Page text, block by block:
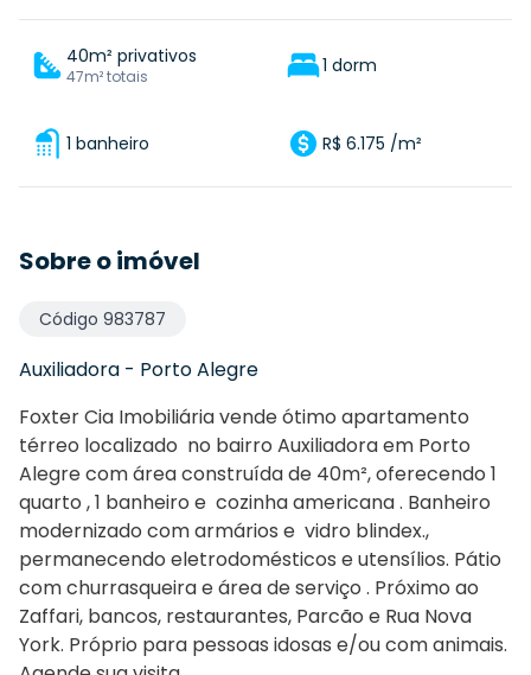
40m² privativos
47m² totais 1 dorm
1 banheiro R$ 6.175 /m²
Sobre o imóvel
Código 983787
Auxiliadora - Porto Alegre
Foxter Cia Imobiliária vende ótimo apartamento
térreo localizado no bairro Auxiliadora em Porto
Alegre com área construída de 40m², oferecendo 1
quarto , 1 banheiro e cozinha americana . Banheiro
modernizado com armários e vidro blindex.,
permanecendo eletrodomésticos e utensílios. Pátio
com churrasqueira e área de serviço . Próximo ao
Zaffari, bancos, restaurantes, Parcão e Rua Nova
York. Próprio para pessoas idosas e/ou com animais.